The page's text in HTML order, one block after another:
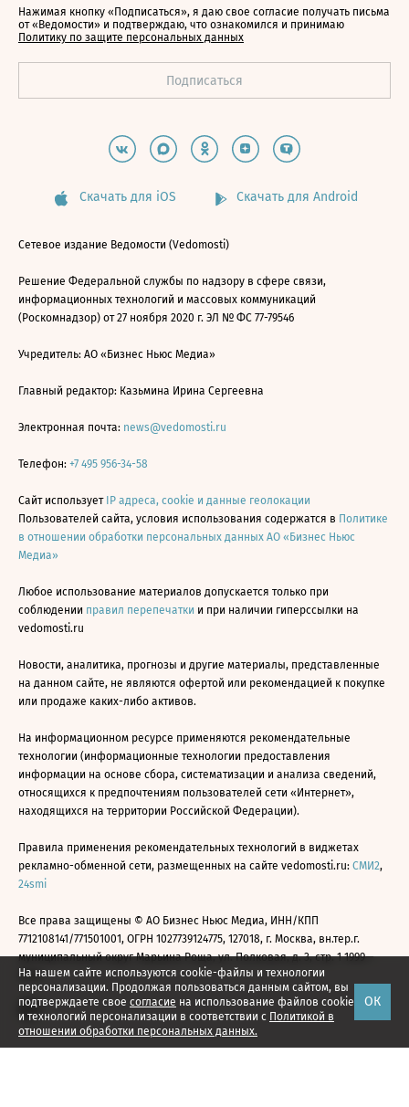
На нашем сайте используются cookie-файлы и технологии
персонализации. Продолжая пользоваться данным сайтом, вы
подтверждаете свое согласие на использование файлов cookie
и технологий персонализации в соответствии с Политикой в
отношении обработки персональных данных.
ОК
Нажимая кнопку «Подписаться», я даю свое согласие получать письма
от «Ведомости» и подтверждаю, что ознакомился и принимаю
Политику по защите персональных данных
Скачать для iOS Скачать для Android
Сетевое издание Ведомости (Vedomosti)
Решение Федеральной службы по надзору в сфере связи,
информационных технологий и массовых коммуникаций
(Роскомнадзор) от 27 ноября 2020 г. ЭЛ № ФС 77-79546
Учредитель: АО «Бизнес Ньюс Медиа»
Главный редактор: Казьмина Ирина Сергеевна
Электронная почта: news@vedomosti.ru
Телефон: +7 495 956-34-58
Сайт использует IP адреса, cookie и данные геолокации
Пользователей сайта, условия использования содержатся в Политике
в отношении обработки персональных данных АО «Бизнес Ньюс
Медиа»
Любое использование материалов допускается только при
соблюдении правил перепечатки и при наличии гиперссылки на
vedomosti.ru
Новости, аналитика, прогнозы и другие материалы, представленные
на данном сайте, не являются офертой или рекомендацией к покупке
или продаже каких-либо активов.
На информационном ресурсе применяются рекомендательные
технологии (информационные технологии предоставления
информации на основе сбора, систематизации и анализа сведений,
относящихся к предпочтениям пользователей сети «Интернет»,
находящихся на территории Российской Федерации).
Правила применения рекомендательных технологий в виджетах
рекламно-обменной сети, размещенных на сайте vedomosti.ru: СМИ2,
24smi
Все права защищены © АО Бизнес Ньюс Медиа, ИНН/КПП
7712108141/771501001, ОГРН 1027739124775, 127018, г. Москва, вн.тер.г.
муниципальный округ Марьина Роща, ул. Полковая, д. 3, стр. 1 1999—
2026